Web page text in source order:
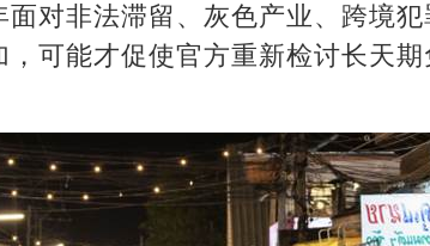
对非法滞留、灰色产业、跨境
可能才促使官方重新检讨长天期